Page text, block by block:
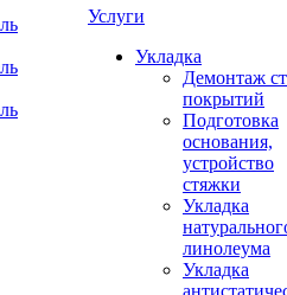
Услуги
Укладка
Демонтаж
покрытий
Подготовка
основания,
устройство
стяжки
Укладка
линолеума
Укладка